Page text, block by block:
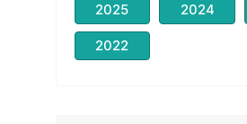
2025 2024
2022